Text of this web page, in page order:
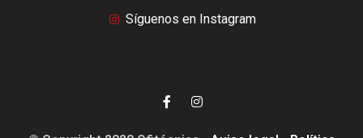
Síguenos en Instagram